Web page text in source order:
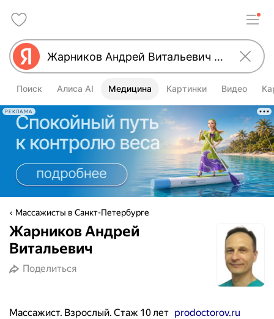
Поиск Алиса AI Медицина Картинки Видео
РЕКЛАМА
Массажисты в Санкт-Петербурге
Жарников Андрей
Витальевич
Поделиться
Массажист. Взрослый. Стаж 10 лет prodoctorov.ru